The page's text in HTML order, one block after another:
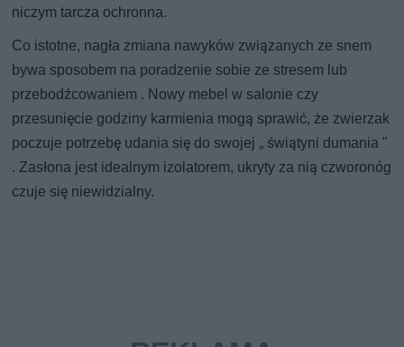
niczym tarcza ochronna.
Co istotne, nagła zmiana nawyków związanych ze snem
bywa sposobem na poradzenie sobie ze stresem lub
przebodźcowaniem . Nowy mebel w salonie czy
przesunięcie godziny karmienia mogą sprawić, że zwierzak
poczuje potrzebę udania się do swojej „ świątyni dumania "
. Zasłona jest idealnym izolatorem, ukryty za nią czworonóg
czuje się niewidzialny.